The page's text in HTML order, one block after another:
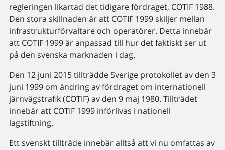
regleringen likartad det tidigare fördraget, COTIF 1988.
Den stora skillnaden är att COTIF 1999 skiljer mellan
infrastrukturförvaltare och operatörer. Detta innebär
att COTIF 1999 är anpassad till hur det faktiskt ser ut
på den svenska marknaden i dag.
Den 12 juni 2015 tillträdde Sverige protokollet av den 3
juni 1999 om ändring av fördraget om internationell
järnvägstrafik (COTIF) av den 9 maj 1980. Tillträdet
innebär att COTIF 1999 införlivas i nationell
lagstiftning.
Ett svenskt tillträde innebär alltså att vi nu omfattas av